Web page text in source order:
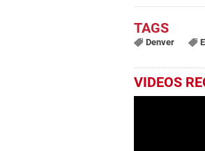
Denver
VIDEOS